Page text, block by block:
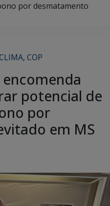
por desmatamento
, COP
encomenda
potencial de
por
em MS